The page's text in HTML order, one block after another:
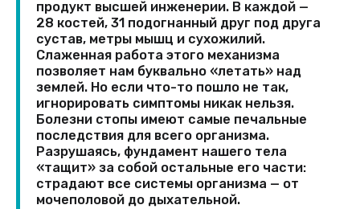
продукт высшей инженерии. В каждой —
28 костей, 31 подогнанный друг под друга
сустав, метры мышц и сухожилий.
Слаженная работа этого механизма
позволяет нам буквально «летать» над
землей. Но если что-то пошло не так,
игнорировать симптомы никак нельзя.
Болезни стопы имеют самые печальные
последствия для всего организма.
Разрушаясь, фундамент нашего тела
«тащит» за собой остальные его части:
страдают все системы организма — от
мочеполовой до дыхательной.